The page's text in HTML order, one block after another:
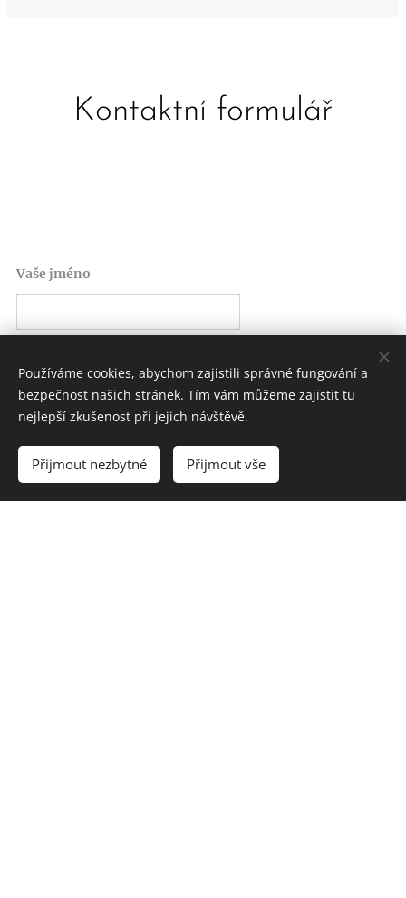
Kontaktní formulář
Vaše jméno
Používáme cookies, abychom zajistili správné fungování a
bezpečnost našich stránek. Tím vám můžeme zajistit tu
nejlepší zkušenost při jejich návštěvě.
Přijmout nezbytné Přijmout vše